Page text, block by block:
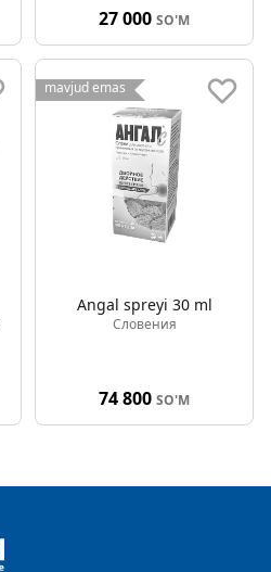
27 000 SO'M
mavjud emas
Angal spreyi 30 ml
Словения
74 800 SO'M